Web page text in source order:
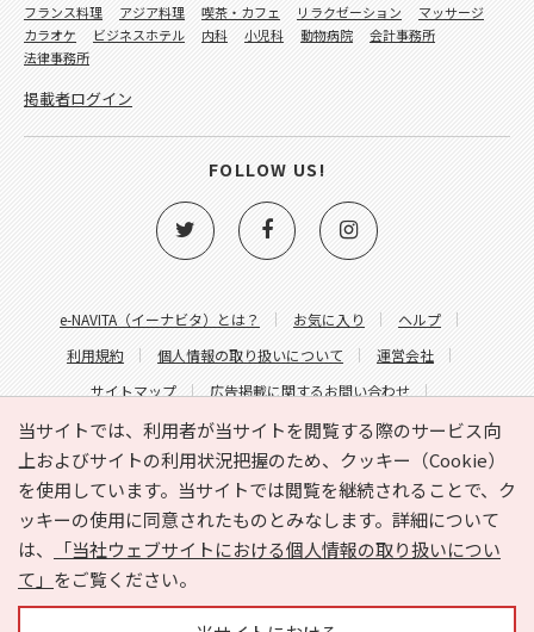
当サイトでは、利用者が当サイトを閲覧する際のサービス向
上およびサイトの利用状況把握のため、クッキー（Cookie）
を使用しています。当サイトでは閲覧を継続されることで、ク
ッキーの使用に同意されたものとみなします。詳細について
は、
「当社ウェブサイトにおける個人情報の取り扱いについ
て」 をご覧ください。
e-NAVITA（イーナビタ）とは？ お気に入り
ヘルプ
利用規約
個人情報の取り扱いについて
運営会社
サイトマップ
広告掲載に関するお問い合わせ
サイトの内容に関するお問い合わせ
フランス料理
アジア料理 喫茶・カフェ リラクゼーション
マッサージ
カラオケ
ビジネスホテル 内科 小児科 動物病院
会計事務所
法律事務所
掲載者ログイン
FOLLOW US!
Copyright © HYOJITO.Co.,Ltd. All Rights Reserved.